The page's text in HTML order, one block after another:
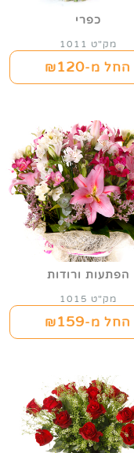
כפרי
מק"ט 1011
החל מ-₪120
הפתעות ורודות
מק"ט 1015
החל מ-₪159